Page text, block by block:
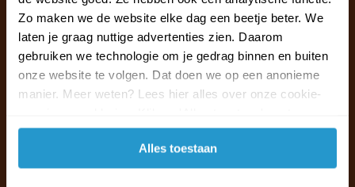
Zo maken we de website elke dag een beetje beter. We
laten je graag nuttige advertenties zien. Daarom
gebruiken we technologie om je gedrag binnen en buiten
onze website te volgen. Dat doen we op een anonieme
manier. Meer weten? Lees hier alles over onze cookie-
accepteren.
Alles toestaan
Ma t/m vr van 09:30 - 16:00 telefonisch
+31 (0)13 785 62 41